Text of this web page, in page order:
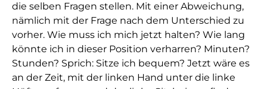
die selben Fragen stellen. Mit einer Abweichung,
nämlich mit der Frage nach dem Unterschied zu
vorher. Wie muss ich mich jetzt halten? Wie lang
könnte ich in dieser Position verharren? Minuten?
Stunden? Sprich: Sitze ich bequem? Jetzt wäre es
an der Zeit, mit der linken Hand unter die linke